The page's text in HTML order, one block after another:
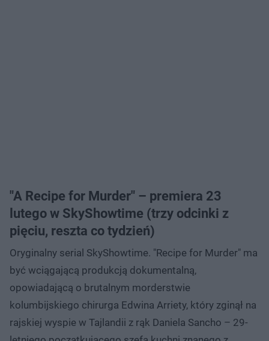
"A Recipe for Murder" – premiera 23
lutego w SkyShowtime (trzy odcinki z
pięciu, reszta co tydzień)
Oryginalny serial SkyShowtime. "Recipe for Murder" ma
być wciągającą produkcją dokumentalną,
opowiadającą o brutalnym morderstwie
kolumbijskiego chirurga Edwina Arriety, który zginął na
rajskiej wyspie w Tajlandii z rąk Daniela Sancho – 29-